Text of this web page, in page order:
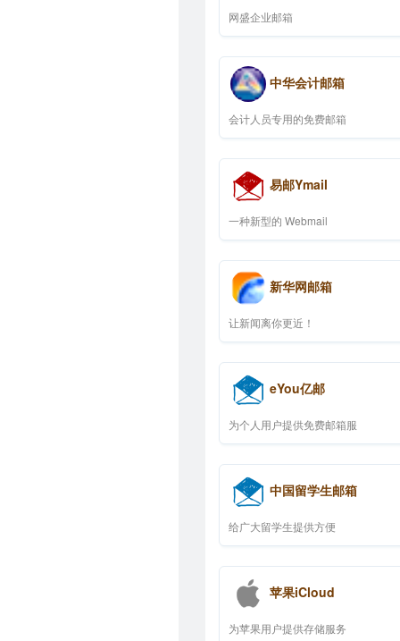
网盛企业邮箱
中华会计邮箱
会计人员专用的免费邮箱
易邮Ymail
一种新型的 Webmail
新华网邮箱
让新闻离你更近！
eYou亿邮
为个人用户提供免费邮箱服
中国留学生邮箱
给广大留学生提供方便
苹果iCloud
为苹果用户提供存储服务